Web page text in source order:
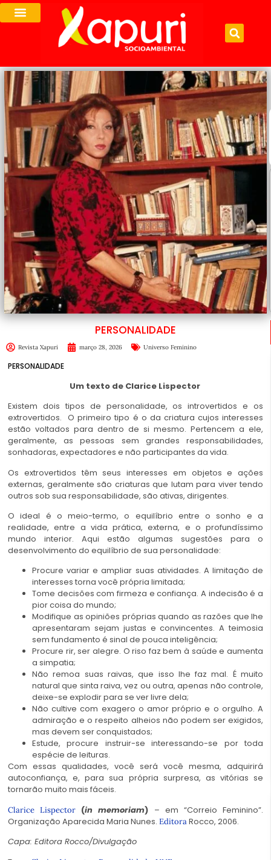
PERSONALIDADE
Revista Xapuri março 28, 2026 Universo Feminino
PERSONALIDADE
Um texto de Clarice Lispector
Existem dois tipos de personalidade, os introvertidos e os
extrovertidos. O primeiro tipo é o da criatura cujos interesses
estão voltados para dentro de si mesmo. Pertencem a ele,
geralmente, as pessoas sem grandes responsabilidades,
sonhadoras, expectadores e não participantes da vida.
Os extrovertidos têm seus interesses em objetos e ações
externas, geralmente são criaturas que lutam para viver tendo
outros sob sua responsabilidade, são ativas, dirigentes.
O ideal é o meio-termo, o equilíbrio entre o sonho e a
realidade, entre a vida prática, externa, e o profundíssimo
mundo interior. Aqui estão algumas sugestões para o
desenvolvimento do equilíbrio de sua personalidade:
Procure variar e ampliar suas atividades. A limitação de
interesses torna você própria limitada;
Tome decisões com firmeza e confiança. A indecisão é a
pior coisa do mundo;
Modifique as opiniões próprias quando as razões que lhe
apresentaram sejam justas e convincentes. A teimosia
sem fundamento é sinal de pouca inteligência;
Procure rir, ser alegre. O riso faz bem à saúde e aumenta
a simpatia;
Não remoa suas raivas, que isso lhe faz mal. É muito
natural que sinta raiva, vez ou outra, apenas não controle,
deixe-se explodir para se ver livre dela;
Não cultive com exagero o amor próprio e o orgulho. A
admiração e o respeito alheios não podem ser exigidos,
mas devem ser conquistados;
Estude, procure instruir-se interessando-se por toda
espécie de leituras.
Com essas qualidades, você será você mesma, adquirirá
autoconfiança, e, para sua própria surpresa, as vitórias se
tornarão muito mais fáceis.
Clarice Lispector (in memoriam) – em “Correio Feminino”.
Organização Aparecida Maria Nunes. EditoraRocco, 2006.
Capa: Editora Rocco/Divulgação